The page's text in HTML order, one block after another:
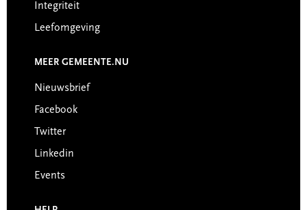
Integriteit
Leefomgeving
MEER GEMEENTE.NU
Nieuwsbrief
Facebook
Twitter
Linkedin
Events